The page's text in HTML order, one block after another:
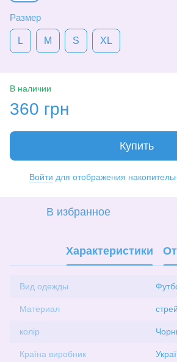
Размер
L M S XL
В наличии
360 грн
Купить
Войти для отображения
В избранное
Характеристики
Вид одежды
Материал
колір
Країна виробник